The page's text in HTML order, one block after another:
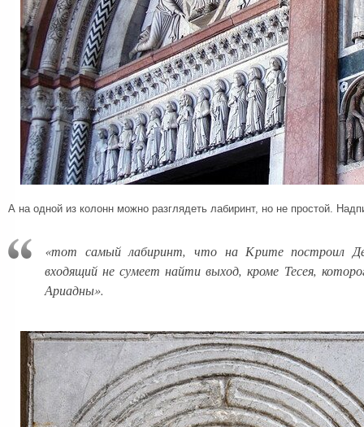
А на одной из колонн можно разглядеть лабиринт, но не простой.
«тот самый лабиринт, что на Крите построил
входящий не сумеет найти выход, кроме Тесея,
Ариадны».